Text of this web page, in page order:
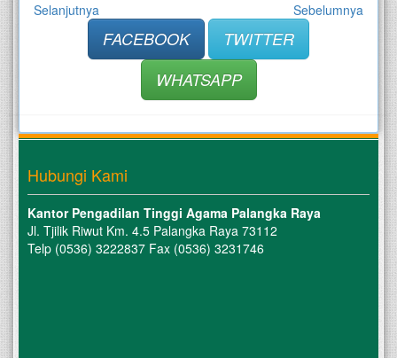
Selanjutnya Sebelumnya
FACEBOOK
TWITTER
WHATSAPP
Hubungi Kami
Kantor Pengadilan Tinggi Agama Palangka Raya
Jl. Tjilik Riwut Km. 4.5 Palangka Raya 73112
Telp (0536) 3222837 Fax (0536) 3231746